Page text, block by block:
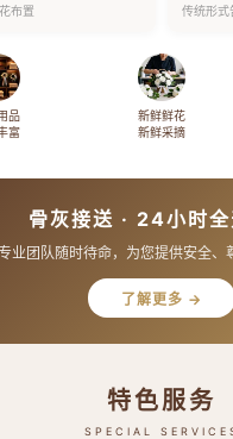
布置 传统形式
品
富
新鲜鲜花
新鲜采摘
骨灰接送 · 24小时
业团队随时待命，为您提供安全、
了解更多 →
特色服务
SPECIAL